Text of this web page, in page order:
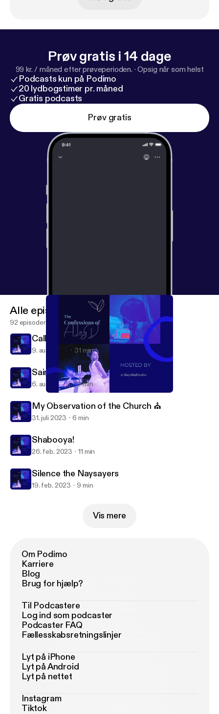
Prøv gratis i 14 dage
99 kr. / måned efter prøveperioden. ·Opsig når som helst
Podcasts kun på Podimo
20 lydbogstimer pr. måned
Gratis podcasts
Prøv gratis
The Confessions of A LayD
Alle episoder
92 episoder
Call ‘Em Out! I See You 👀
9. aug. 2023 31 min
Saints, We Gotta Do Better
6. aug. 2023 10 min
My Observation of the Church ⛪️
31. juli 2023 6 min
Shabooya!
26. feb. 2023 11 min
Silence the Naysayers
19. feb. 2023 9 min
Vis mere
Om Podimo
Karriere
Blog
Brug for hjælp?
Til Podcastere
Log ind som podcaster
Podcaster FAQ
Fællesskabsretningslinjer
Lyt på iPhone
Lyt på Android
Lyt på nettet
Instagram
Tiktok